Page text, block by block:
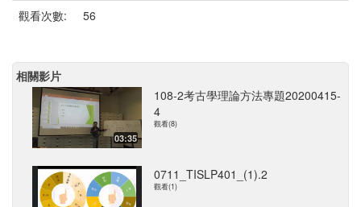
觀看次數:
56
相關影片
03:35
108-2考古學理論方法專題20200415-
4
觀看(8)
0711_TISLP401_(1).2
觀看(1)